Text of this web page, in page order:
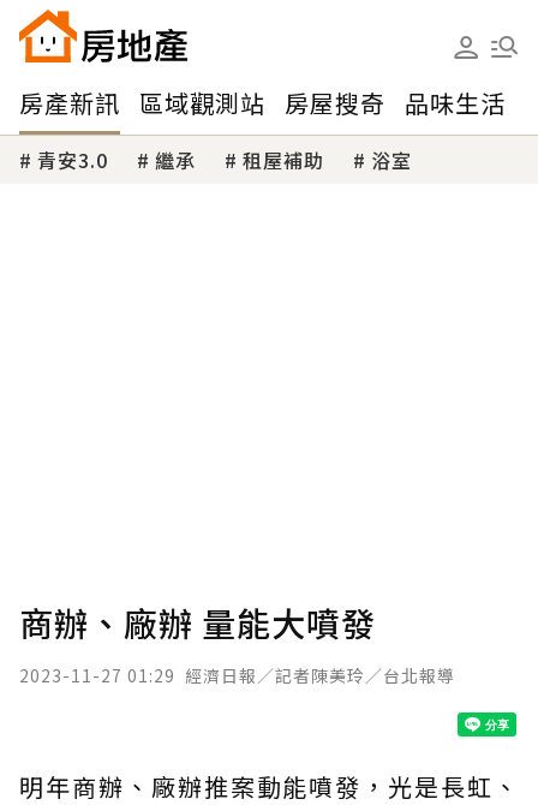
房產新訊 區域觀測站 房屋搜奇 品味生活
青安3.0 繼承 租屋補助 浴室
商辦、廠辦 量能大噴發
2023-11-27 01:29 經濟日報／記者陳美玲／台北報導
明年商辦、廠辦推案動能噴發，光是長虹、